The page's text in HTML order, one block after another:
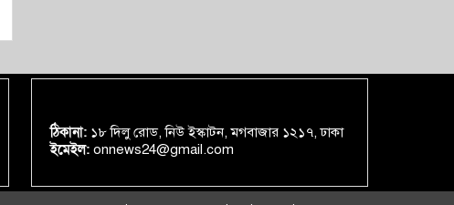
ঠিকানা:১৮ দিলু রোড, নিউ ইস্কাটন, মগবাজার ১২১৭, ঢাকা
ইমেইল:onnews24@gmail.com